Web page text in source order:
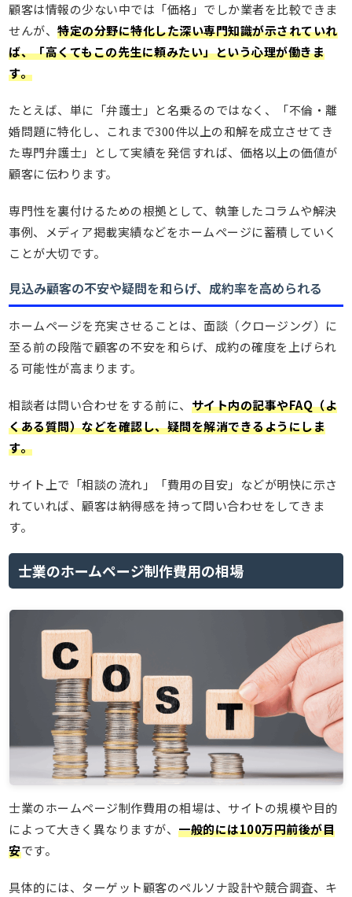
顧客は情報の少ない中では「価格」でしか業者を比較できま
せんが、特定の分野に特化した深い専門知識が示されていれ
ば、「高くてもこの先生に頼みたい」という心理が働きま
す。
たとえば、単に「弁護士」と名乗るのではなく、「不倫・離
婚問題に特化し、これまで300件以上の和解を成立させてき
た専門弁護士」として実績を発信すれば、価格以上の価値が
顧客に伝わります。
専門性を裏付けるための根拠として、執筆したコラムや解決
事例、メディア掲載実績などをホームページに蓄積していく
ことが大切です。
見込み顧客の不安や疑問を和らげ、成約率を高められる
ホームページを充実させることは、面談（クロージング）に
至る前の段階で顧客の不安を和らげ、成約の確度を上げられ
る可能性が高まります。
相談者は問い合わせをする前に、 サイト内の記事やFAQ（よ
くある質問）などを確認し、疑問を解消できるようにしま
す。
サイト上で「相談の流れ」「費用の目安」などが明快に示さ
れていれば、顧客は納得感を持って問い合わせをしてきま
す。
士業のホームページ制作費用の相場
士業のホームページ制作費用の相場は、サイトの規模や目的
によって大きく異なりますが、一般的には100万円前後が目
安です。
具体的には、ターゲット顧客のペルソナ設計や競合調査、キ